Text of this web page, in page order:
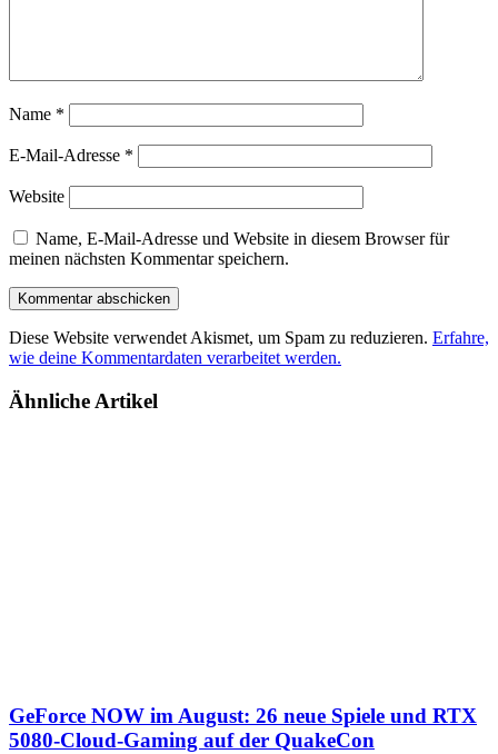
Name *
E-Mail-Adresse *
Website
Name, E-Mail-Adresse und Website in diesem Browser für
meinen nächsten Kommentar speichern.
Diese Website verwendet Akismet, um Spam zu reduzieren. Erfahre,
wie deine Kommentardaten verarbeitet werden.
Ähnliche Artikel
GeForce NOW im August: 26 neue Spiele und RTX
5080-Cloud-Gaming auf der QuakeCon